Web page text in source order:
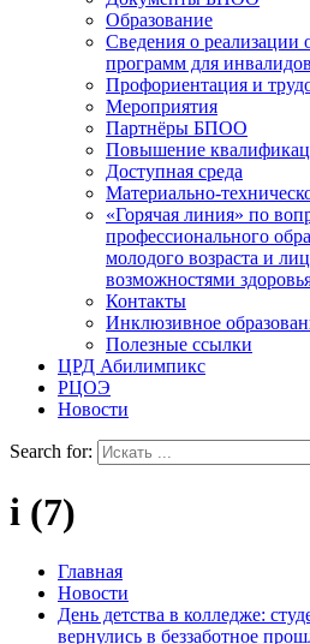
Образование
Сведения о реализации
программ для
Профориентация и
Мероприятия
Партнёры БПОО
Повышение
Доступная среда
Материально-
«Горячая линия» по
профессионального
молодого возраста и
возможностями
Контакты
Инклюзивное
Полезные ссылки
ЦРД Абилимпикс
РЦОЭ
Новости
Search for:
i (7)
Главная
Новости
День детства в колледже:
вернулись в беззаботное